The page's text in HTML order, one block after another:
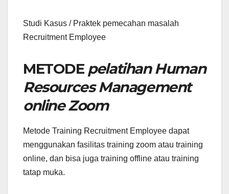
Studi Kasus / Praktek pemecahan masalah
Recruitment Employee
METODE pelatihan Human
Resources Management
online Zoom
Metode Training Recruitment Employee dapat
menggunakan fasilitas training zoom atau training
online, dan bisa juga training offline atau training
tatap muka.